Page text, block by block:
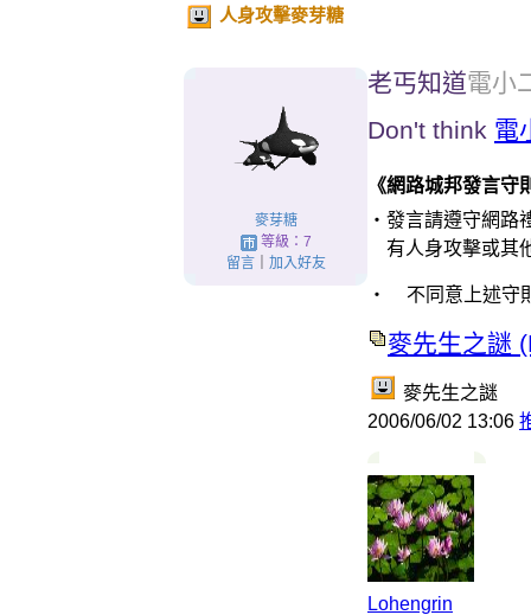
人身攻擊麥芽糖
麥芽糖
等級：7
留言｜ 加入好友
老丐知道電小
Don't think 電
《網路城邦發言守
‧ 發言請遵守網路
有人身攻擊或其
‧ 不同意上述守
麥先生之謎
麥先生之謎
2006/06/02 13:06
Lohengrin